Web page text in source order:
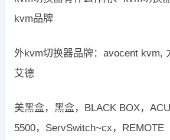
kvm品牌
外kvm切换器品牌：avocent kvm,
艾德
美黑盒，黑盒，BLACK BOX，
5500，ServSwitch~cx，REMOTE